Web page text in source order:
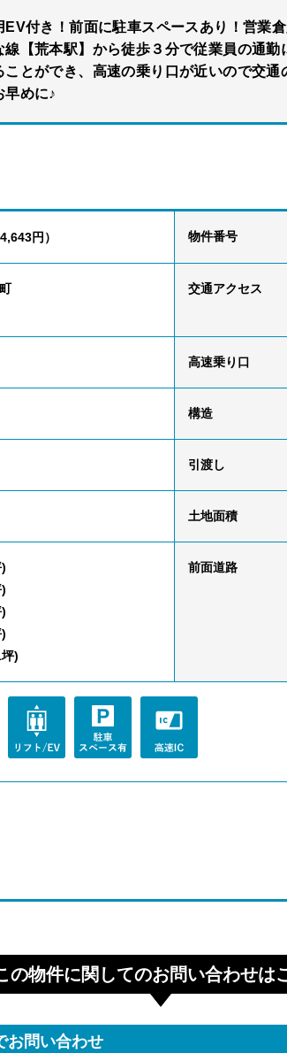
EV付き！前面に駐車スペースあり！営業
線【荒本駅】から徒歩３分で従業員の通
ことができ、高速の乗り口が近いので交
早めに♪
円） 物件番号
交通アクセス
高速乗り口
構造
引渡し
土地面積
)
前面道路
の物件に関してのお問い合わせは
お問い合わせ